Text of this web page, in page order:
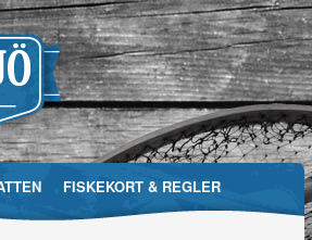
FISKEKORT & REGLER